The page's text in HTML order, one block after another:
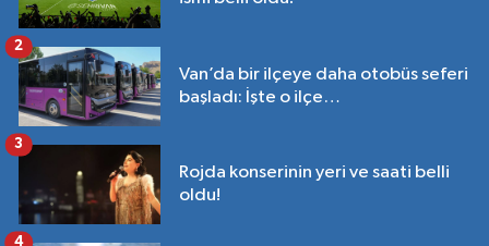
Van’da bir ilçeye daha otobüs seferi
başladı: İşte o ilçe…
2
Rojda konserinin yeri ve saati belli
oldu!
3
4